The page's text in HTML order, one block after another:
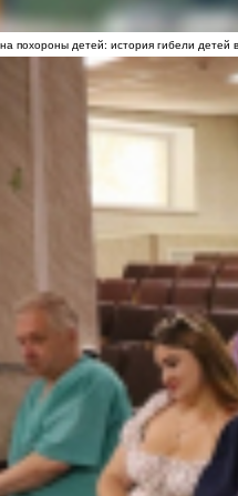
похороны детей: история гибели детей